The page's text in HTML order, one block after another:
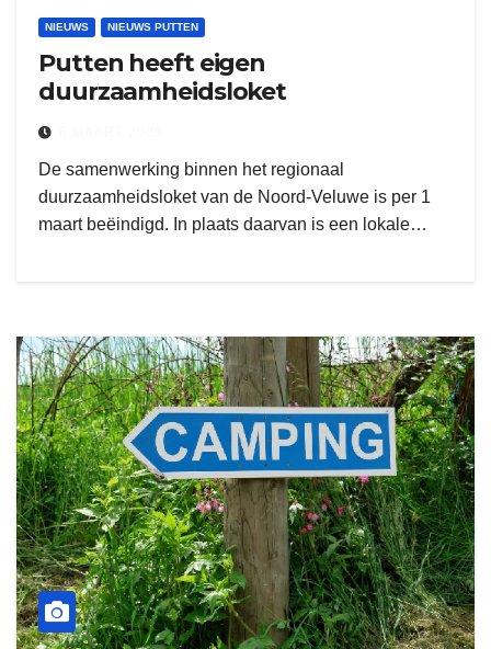
NIEUWS NIEUWS PUTTEN
Putten heeft eigen
duurzaamheidsloket
De samenwerking binnen het regionaal
duurzaamheidsloket van de Noord-Veluwe is per 1
maart beëindigd. In plaats daarvan is een lokale…